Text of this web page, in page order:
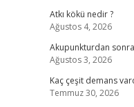
Atkı kökü nedir ?
Ağustos 4, 2026
Akupunkturdan sonra
Ağustos 3, 2026
Kaç çeşit demans
Temmuz 30, 2026